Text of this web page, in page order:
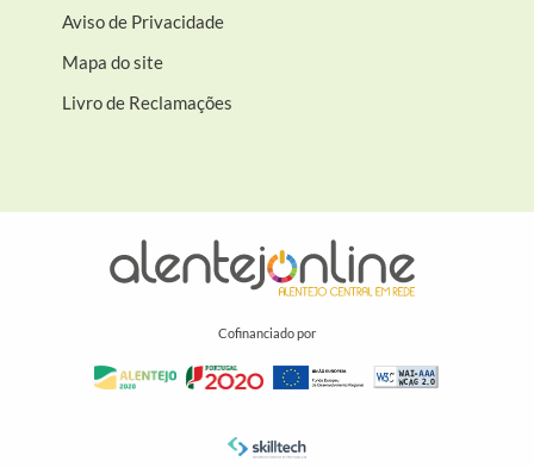
Aviso de Privacidade
Mapa do site
Livro de Reclamações
Cofinanciado por